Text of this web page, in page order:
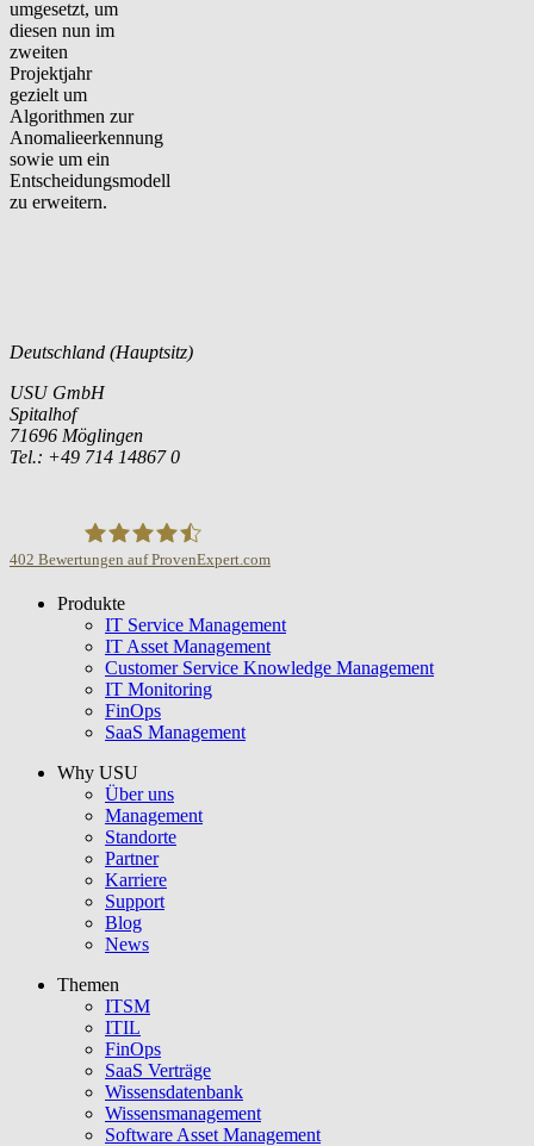
umgesetzt, um
diesen nun im
zweiten
Projektjahr
gezielt um
Algorithmen zur
Anomalieerkennung
sowie um ein
Entscheidungsmodell
zu erweitern.
Deutschland (Hauptsitz)
USU GmbH
Spitalhof
71696 Möglingen
Tel.: +49 714 14867 0
USU GmbH
402 Bewertungen auf ProvenExpert.com
Produkte
IT Service Management
IT Asset Management
Customer Service Knowledge Management
IT Monitoring
FinOps
SaaS Management
Why USU
Über uns
Management
Standorte
Partner
Karriere
Support
Blog
News
Themen
ITSM
ITIL
FinOps
SaaS Verträge
Wissensdatenbank
Wissensmanagement
Software Asset Management